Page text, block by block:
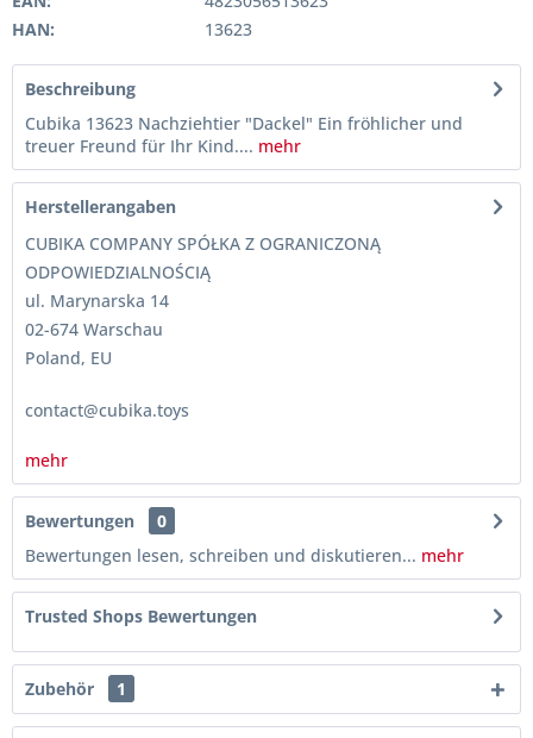
HAN:
13623
Beschreibung
Cubika 13623 Nachziehtier "Dackel" Ein fröhlicher und
treuer Freund für Ihr Kind.... mehr
Herstellerangaben
CUBIKA COMPANY SPÓŁKA Z OGRANICZONĄ
ODPOWIEDZIALNOŚCIĄ
ul. Marynarska 14
02-674 Warschau
Poland, EU
contact@cubika.toys
mehr
Bewertungen
0
Bewertungen lesen, schreiben und diskutieren... mehr
Trusted Shops Bewertungen
Zubehör 1